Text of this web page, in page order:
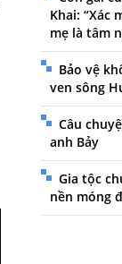
Khai: “Xác
mẹ là tâm
Bảo vệ
ven sông
Câu
anh Bảy
Gia tộc
nền móng